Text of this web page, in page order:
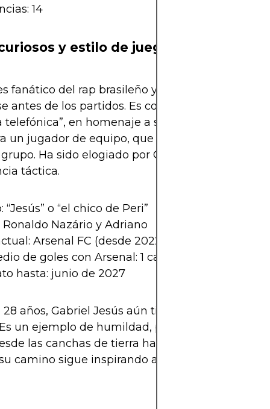
14
y estilo de juego
fanático del rap brasileño y suele escuchar
antes de los partidos. Es conocido por su
telefónica”, en homenaje a sus amigos del
un jugador de equipo, que sacrifica
Ha sido elogiado por Guardiola y Tite por
táctica.
“Jesús” o “el chico de Peri”
Ronaldo Nazário y Adriano
Arsenal FC (desde 2022)
de goles con Arsenal: 1 cada 2,5 partidos
hasta: junio de 2027
28 años, Gabriel Jesús aún tiene muchas
un ejemplo de humildad, perseverancia y
las canchas de tierra hasta los grandes
camino sigue inspirando a miles.